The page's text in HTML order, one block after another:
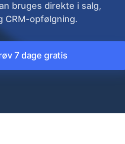
bruges direkte i salg,
CRM-opfølgning.
7 dage gratis